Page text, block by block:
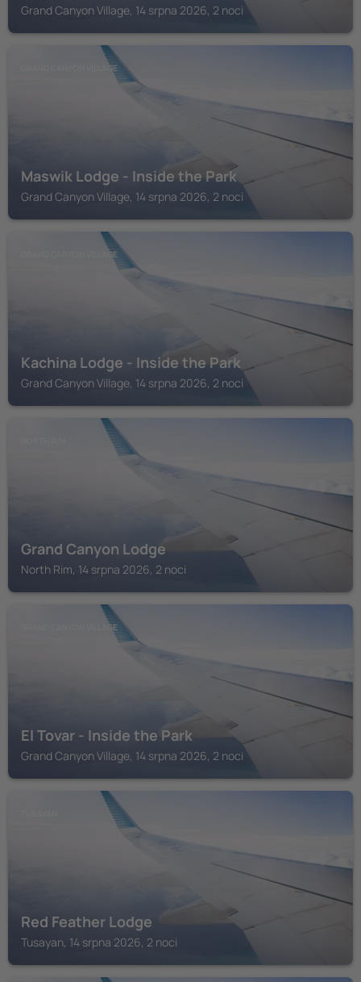
Grand Canyon Village, 14 srpna 2026, 2 noci
GRAND CANYON VILLAGE
Maswik Lodge - Inside the Park
Grand Canyon Village, 14 srpna 2026, 2 noci
GRAND CANYON VILLAGE
Kachina Lodge - Inside the Park
Grand Canyon Village, 14 srpna 2026, 2 noci
Grand Canyon Lodge
North Rim, 14 srpna 2026, 2 noci
GRAND CANYON VILLAGE
El Tovar - Inside the Park
Grand Canyon Village, 14 srpna 2026, 2 noci
Red Feather Lodge
Tusayan, 14 srpna 2026, 2 noci